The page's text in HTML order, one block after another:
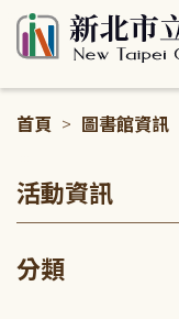
首頁 > 圖書館資訊
活動資訊
分類